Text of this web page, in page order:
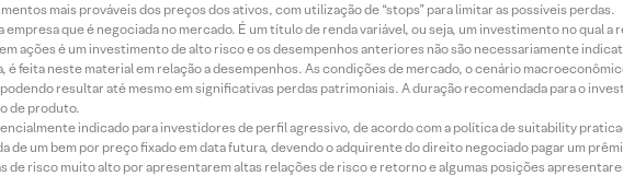
mais prováveis dos preços dos ativos, com utilização de “stops” para limitar as possíveis perdas.
empresa que é negociada no mercado. É um título de renda variável, ou seja, um investimento no qual
ações é um investimento de alto risco e os desempenhos anteriores não são necessariamente
é feita neste material em relação a desempenhos. As condições de mercado, o cenário
resultar até mesmo em significativas perdas patrimoniais. A duração recomendada para o
de produto.
indicado para investidores de perfil agressivo, de acordo com a política de suitability
de um bem por preço fixado em data futura, devendo o adquirente do direito negociado pagar um
de risco muito alto por apresentarem altas relações de risco e retorno e algumas posições